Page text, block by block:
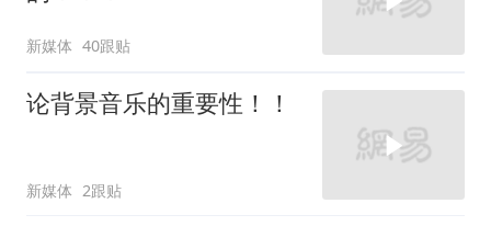
新媒体 40跟贴
论背景音乐的重要性！！
新媒体 2跟贴